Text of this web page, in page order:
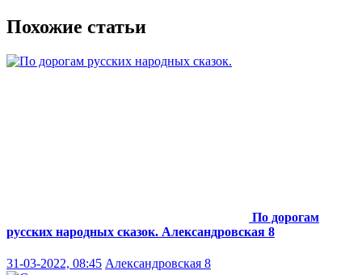
Похожие статьи
По дорогам
русских народных сказок. Александровская 8
31-03-2022, 08:45 Александровская 8